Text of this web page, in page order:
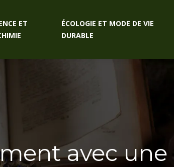
ET
ÉCOLOGIE ET MODE DE VIE
DURABLE
avec